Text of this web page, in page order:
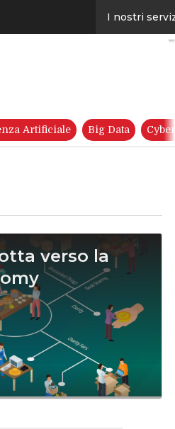
I nostri
Artificiale Big Data
verso la